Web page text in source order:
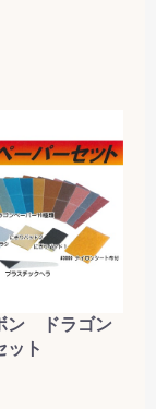
ン ドラゴン
ット